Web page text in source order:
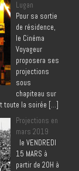
Lugan
Pour sa sortie
de résidence,
le Cinéma
Voyageur
proposera ses
projections
sous
chapiteau sur
toute la soirée […]
Projections en
mars 2019
le VENDREDI
15 MARS à
partir de 20H à